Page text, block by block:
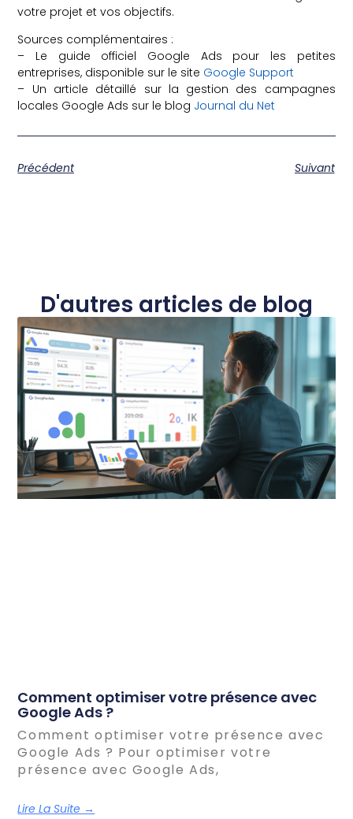
votre projet et vos objectifs.
Sources complémentaires :
– Le guide officiel Google Ads pour les petites
entreprises, disponible sur le site Google Support
– Un article détaillé sur la gestion des campagnes
locales Google Ads sur le blog Journal du Net
Précédent Suivant
D'autres articles de blog
Comment optimiser votre présence avec
Google Ads ?
Comment optimiser votre présence avec
Google Ads ? Pour optimiser votre
présence avec Google Ads,
Lire La Suite →